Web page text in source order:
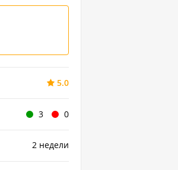
5.0
3 0
2 недели